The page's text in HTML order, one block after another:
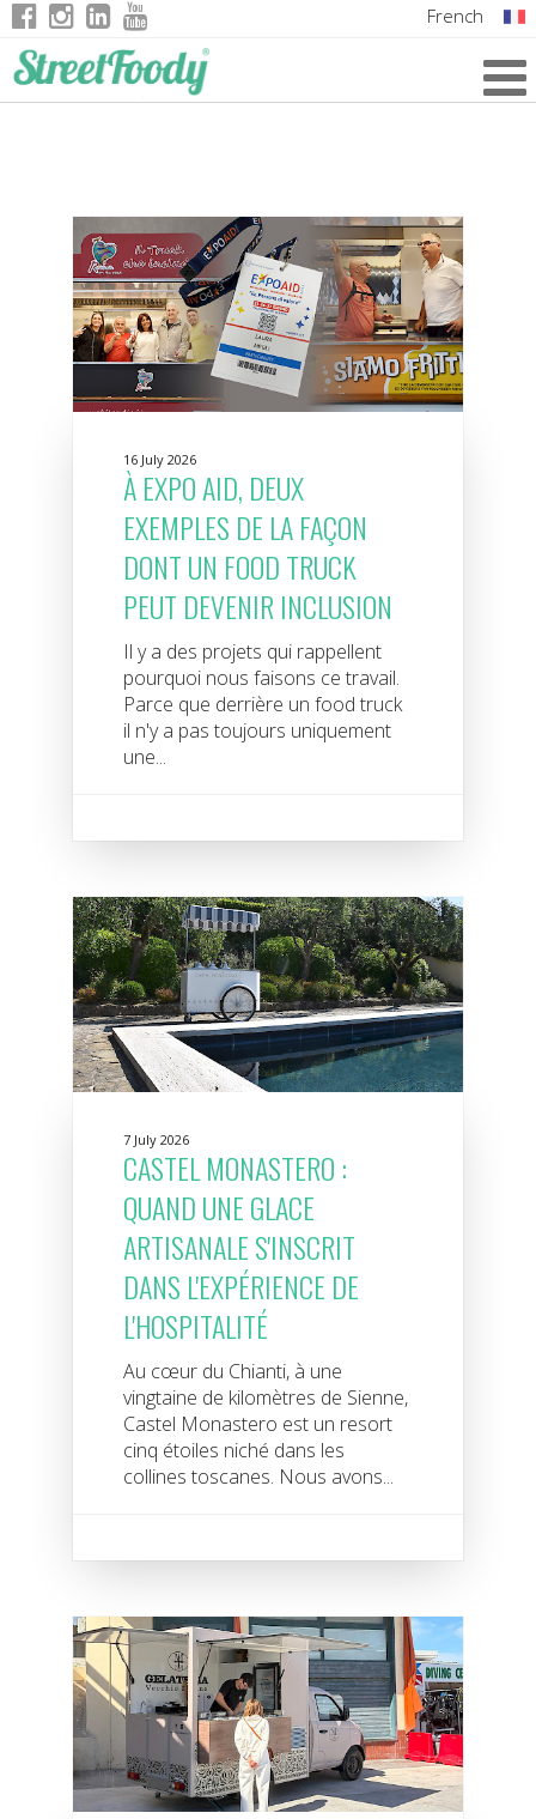
French
16 July 2026
À EXPO AID, DEUX
EXEMPLES DE LA FAÇON
DONT UN FOOD TRUCK
PEUT DEVENIR INCLUSION
Il y a des projets qui rappellent
pourquoi nous faisons ce travail.
Parce que derrière un food truck
il n'y a pas toujours uniquement
une...
7 July 2026
CASTEL MONASTERO :
QUAND UNE GLACE
ARTISANALE S'INSCRIT
DANS L'EXPÉRIENCE DE
L'HOSPITALITÉ
Au cœur du Chianti, à une
vingtaine de kilomètres de Sienne,
Castel Monastero est un resort
cinq étoiles niché dans les
collines toscanes. Nous avons...